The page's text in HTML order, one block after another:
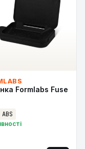
Formlabs Fuse
ABS